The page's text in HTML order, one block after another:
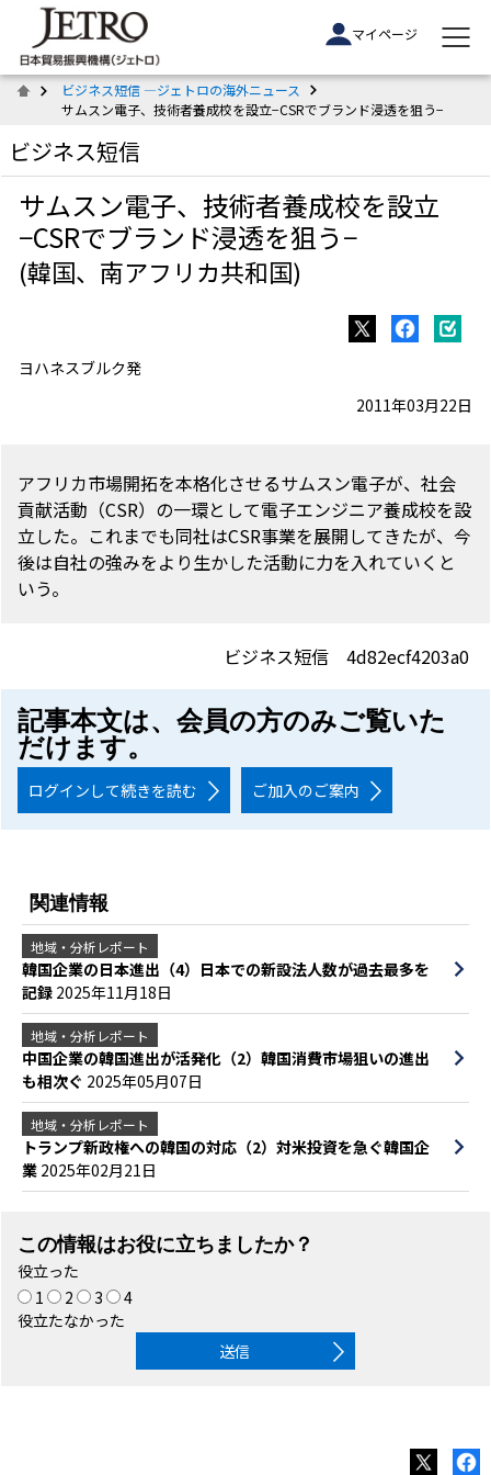
マイページ
ビジネス短信 ―ジェトロの海外ニュース
サムスン電子、技術者養成校を設立−CSRでブランド浸透を狙う−
ビジネス短信
サムスン電子、技術者養成校を設立
−CSRでブランド浸透を狙う−
(韓国、南アフリカ共和国)
ヨハネスブルク発
2011年03月22日
アフリカ市場開拓を本格化させるサムスン電子が、社会
貢献活動（CSR）の一環として電子エンジニア養成校を設
立した。これまでも同社はCSR事業を展開してきたが、今
後は自社の強みをより生かした活動に力を入れていくと
いう。
ビジネス短信 4d82ecf4203a0
記事本文は、会員の方のみご覧いた
だけます。
ログインして続きを読む ご加入のご案内
関連情報
地域・分析レポート
韓国企業の日本進出（4）日本での新設法人数が過去最多を
記録 2025年11月18日
地域・分析レポート
中国企業の韓国進出が活発化（2）韓国消費市場狙いの進出
も相次ぐ 2025年05月07日
地域・分析レポート
トランプ新政権への韓国の対応（2）対米投資を急ぐ韓国企
業 2025年02月21日
この情報はお役に立ちましたか？
役立った
1
2 3
4
役立たなかった
送信